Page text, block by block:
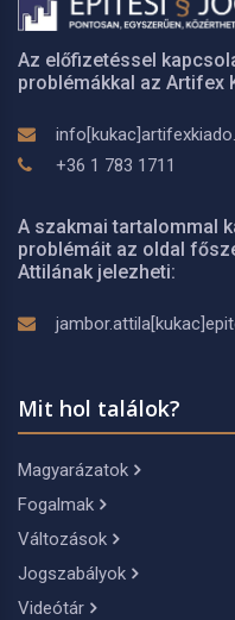
Az előfizetéssel
problémákkal az Artifex
+36 1 783 1711
A szakmai tartalommal
problémáit az oldal
Attilának jelezheti:
Mit hol találok?
Magyarázatok
Fogalmak
Változások
Jogszabályok
Videótár